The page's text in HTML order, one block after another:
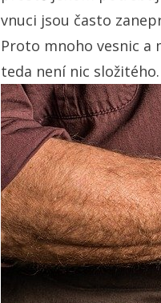
vnuci jsou často
Proto mnoho vesnic a
teda není nic složitého.